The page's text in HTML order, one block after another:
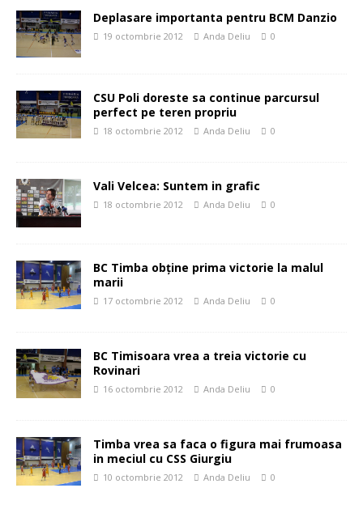
Deplasare importanta pentru BCM Danzio
19 octombrie 2012 Anda Deliu 0
CSU Poli doreste sa continue parcursul
perfect pe teren propriu
18 octombrie 2012 Anda Deliu 0
Vali Velcea: Suntem in grafic
18 octombrie 2012 Anda Deliu 0
BC Timba obţine prima victorie la malul
marii
17 octombrie 2012 Anda Deliu 0
BC Timisoara vrea a treia victorie cu
Rovinari
16 octombrie 2012 Anda Deliu 0
Timba vrea sa faca o figura mai frumoasa
in meciul cu CSS Giurgiu
10 octombrie 2012 Anda Deliu 0